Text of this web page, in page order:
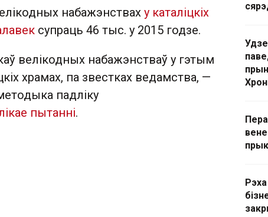
набажэнствах у каталіцкіх
супраць 46 тыс. у 2015 годзе.
велікодных набажэнстваў у гэтым
храмах, па звестках ведамства, —
падліку
пытанні.